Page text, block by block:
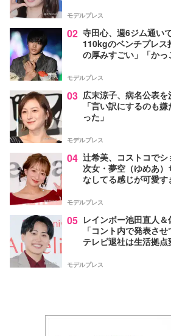
モデルプレス
02 寺田心、週6ジム通
110kgのベンチプレス
の厚みすごい」「か
モデルプレス
03 広末涼子、病名公表
「言い訳にするのも
った」
モデルプレス
04 辻希美、コストコで
次女・夢空（ゆめあ
なしてる感じが可愛
モデルプレス
05 レインボー池田直人
「コント内で発表さ
テレビ退社は生活拠
モデルプレス